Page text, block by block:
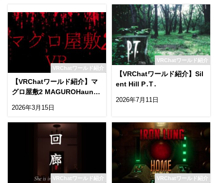
VRChatワールド紹介
【VRChatワールド紹介】マ
グロ屋敷2 MAGUROHaunte
2026年3月15日
VRChatワールド紹介
【VRChatワールド紹介】Sil
ent Hill P․T․
2026年7月11日
VRChatワールド紹介 VRChatワールド紹介